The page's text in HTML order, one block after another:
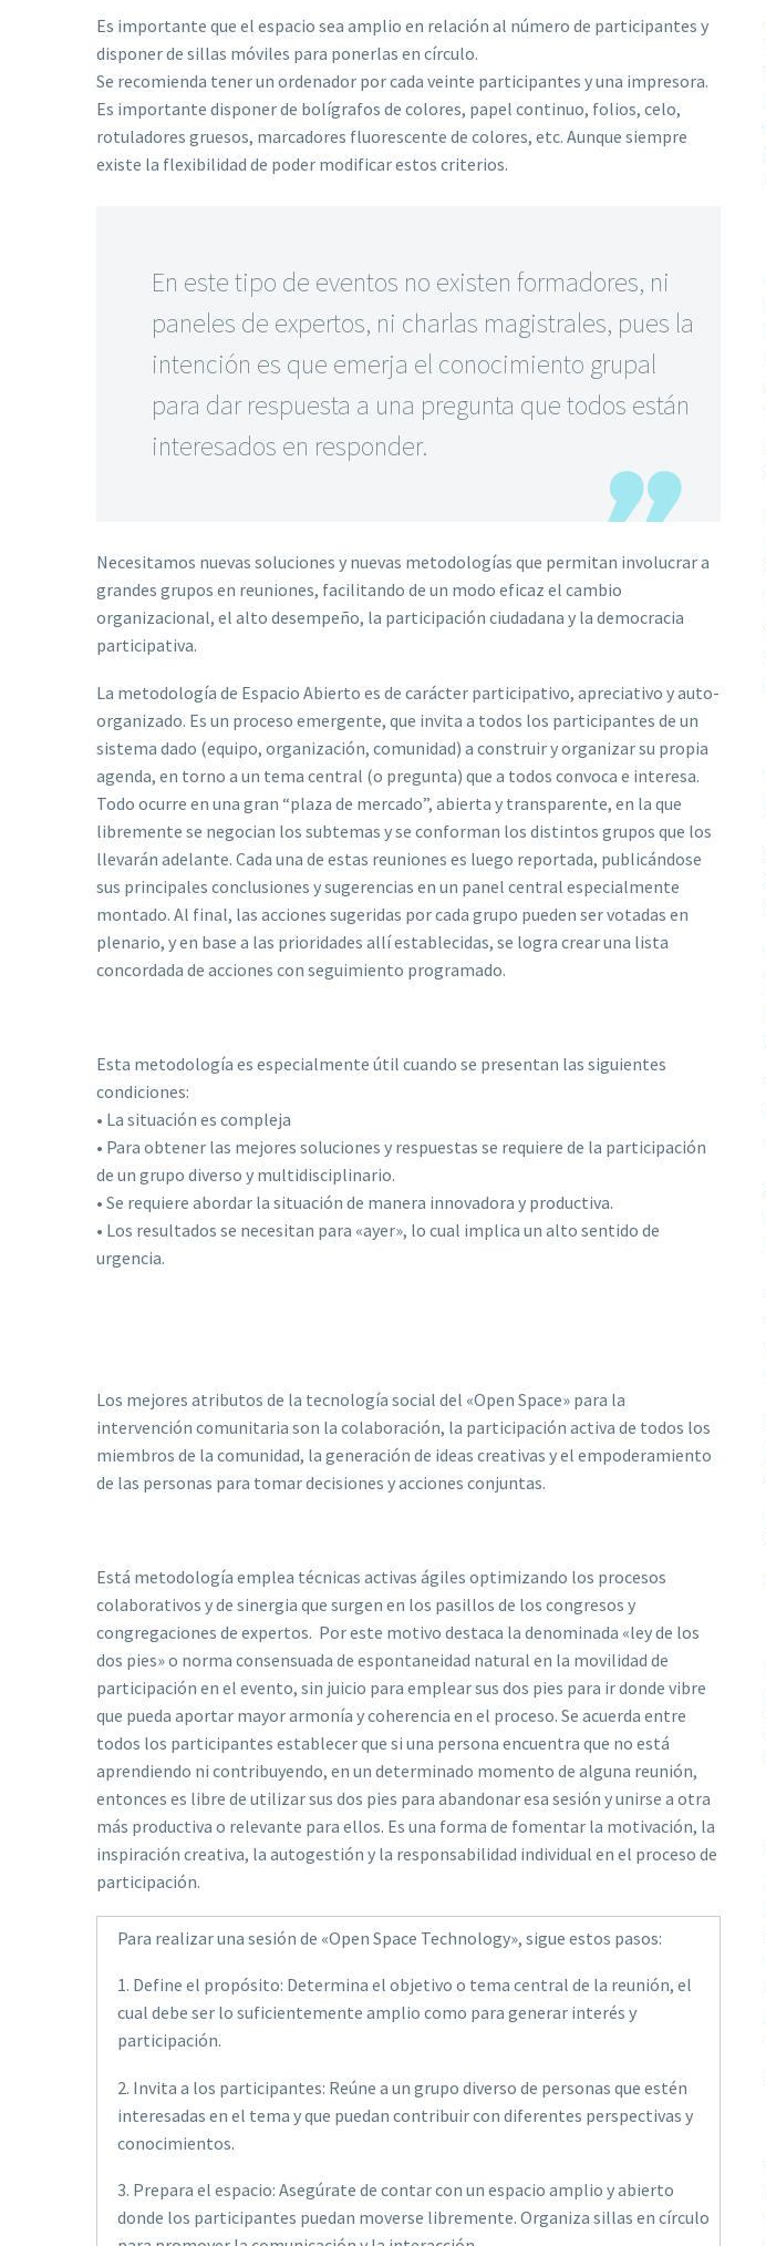
Es importante que el espacio sea amplio en relación al número de participantes y
disponer de sillas móviles para ponerlas en círculo.
Se recomienda tener un ordenador por cada veinte participantes y una impresora.
Es importante disponer de bolígrafos de colores, papel continuo, folios, celo,
rotuladores gruesos, marcadores fluorescente de colores, etc. Aunque siempre
existe la flexibilidad de poder modificar estos criterios.
En este tipo de eventos no existen formadores, ni
paneles de expertos, ni charlas magistrales, pues la
intención es que emerja el conocimiento grupal
para dar respuesta a una pregunta que todos están
interesados en responder.
Necesitamos nuevas soluciones y nuevas metodologías que permitan involucrar a
grandes grupos en reuniones, facilitando de un modo eficaz el cambio
organizacional, el alto desempeño, la participación ciudadana y la democracia
participativa.
La metodología de Espacio Abierto es de carácter participativo, apreciativo y auto-
organizado. Es un proceso emergente, que invita a todos los participantes de un
sistema dado (equipo, organización, comunidad) a construir y organizar su propia
agenda, en torno a un tema central (o pregunta) que a todos convoca e interesa.
Todo ocurre en una gran “plaza de mercado”, abierta y transparente, en la que
libremente se negocian los subtemas y se conforman los distintos grupos que los
llevarán adelante. Cada una de estas reuniones es luego reportada, publicándose
sus principales conclusiones y sugerencias en un panel central especialmente
montado. Al final, las acciones sugeridas por cada grupo pueden ser votadas en
plenario, y en base a las prioridades allí establecidas, se logra crear una lista
concordada de acciones con seguimiento programado.
Esta metodología es especialmente útil cuando se presentan las siguientes
condiciones:
• La situación es compleja
• Para obtener las mejores soluciones y respuestas se requiere de la participación
de un grupo diverso y multidisciplinario.
• Se requiere abordar la situación de manera innovadora y productiva.
• Los resultados se necesitan para «ayer», lo cual implica un alto sentido de
urgencia.
Los mejores atributos de la tecnología social del «Open Space» para la
intervención comunitaria son la colaboración, la participación activa de todos los
miembros de la comunidad, la generación de ideas creativas y el empoderamiento
de las personas para tomar decisiones y acciones conjuntas.
Está metodología emplea técnicas activas ágiles optimizando los procesos
colaborativos y de sinergia que surgen en los pasillos de los congresos y
congregaciones de expertos. Por este motivo destaca la denominada «ley de los
dos pies» o norma consensuada de espontaneidad natural en la movilidad de
participación en el evento, sin juicio para emplear sus dos pies para ir donde vibre
que pueda aportar mayor armonía y coherencia en el proceso. Se acuerda entre
todos los participantes establecer que si una persona encuentra que no está
aprendiendo ni contribuyendo, en un determinado momento de alguna reunión,
entonces es libre de utilizar sus dos pies para abandonar esa sesión y unirse a otra
más productiva o relevante para ellos. Es una forma de fomentar la motivación, la
inspiración creativa, la autogestión y la responsabilidad individual en el proceso de
participación.
Para realizar una sesión de «Open Space Technology», sigue estos pasos:
1. Define el propósito: Determina el objetivo o tema central de la reunión, el
cual debe ser lo suficientemente amplio como para generar interés y
participación.
2. Invita a los participantes: Reúne a un grupo diverso de personas que estén
interesadas en el tema y que puedan contribuir con diferentes perspectivas y
conocimientos.
3. Prepara el espacio: Asegúrate de contar con un espacio amplio y abierto
donde los participantes puedan moverse libremente. Organiza sillas en círculo